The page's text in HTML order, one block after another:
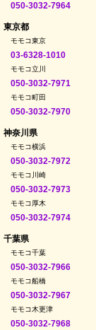
050-3032-7964
東京都
モモコ東京
03-6328-1010
モモコ立川
050-3032-7971
モモコ町田
050-3032-7970
神奈川県
モモコ横浜
050-3032-7972
モモコ川崎
050-3032-7973
モモコ厚木
050-3032-7974
千葉県
モモコ千葉
050-3032-7966
モモコ船橋
050-3032-7967
モモコ木更津
050-3032-7968